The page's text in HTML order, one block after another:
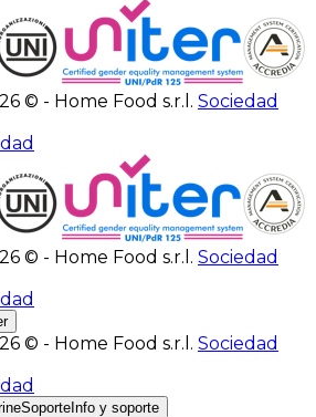
© - Home Food s.r.l. Sociedad
© - Home Food s.r.l. Sociedad
© - Home Food s.r.l. Sociedad
Soporte Info y soporte